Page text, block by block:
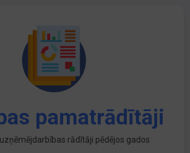
pamatrādītāji
rādītāji pēdējos gados